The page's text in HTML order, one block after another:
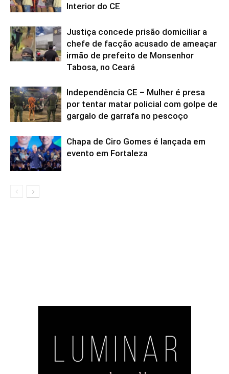
Interior do CE
Justiça concede prisão domiciliar a
chefe de facção acusado de ameaçar
irmão de prefeito de Monsenhor
Tabosa, no Ceará
Independência CE – Mulher é presa
por tentar matar policial com golpe de
gargalo de garrafa no pescoço
Chapa de Ciro Gomes é lançada em
evento em Fortaleza